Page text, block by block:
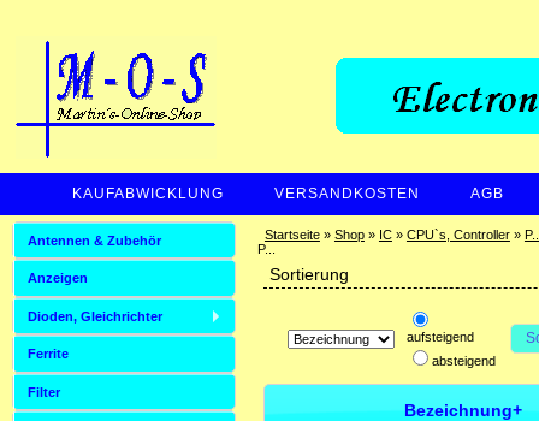
KAUFABWICKLUNG VERSANDKOSTEN AGB
ZAHLUNGSARTEN Startseite» Shop» IC» CPU`s, Controller»
P...
Sortierung
aufsteigend
absteigend
Bezeichnung+
Antennen & Zubehör
Anzeigen
Dioden, Gleichrichter
Ferrite
Filter